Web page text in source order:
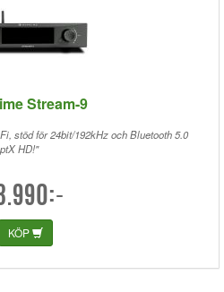
Stream-9
stöd för 24bit/192kHz och Bluetooth 5.0
HD!"
KÖP